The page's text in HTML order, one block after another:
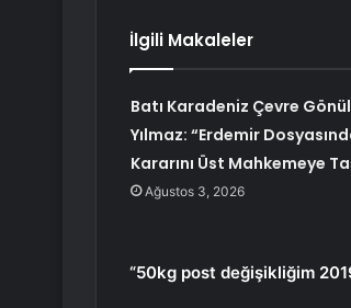
İlgili Makaleler
Batı Karadeniz Çevre
Yılmaz: “Erdemir
Kararını Üst Mahkemeye
Ağustos 3, 2026
“50kg post değişikliğim